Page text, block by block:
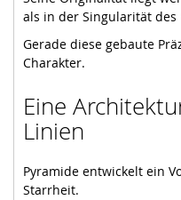
als in der Singularität des
Gerade diese gebaute
Charakter.
Eine
Linien
Pyramide entwickelt ein
Starrheit.